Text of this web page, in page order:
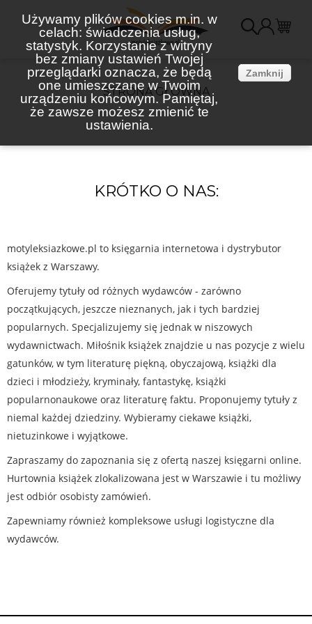
Używamy plików cookies m.in. w
celach: świadczenia usług,
statystyk. Korzystanie z witryny
bez zmiany ustawień Twojej
przeglądarki oznacza, że będą
one umieszczane w Twoim
urządzeniu końcowym. Pamiętaj,
że zawsze możesz zmienić te
ustawienia.
Zamknij
STRONA GŁÓWNA
KRÓTKO O NAS:
motyleksiazkowe.pl to księgarnia internetowa i dystrybutor
książek z Warszawy.
Oferujemy tytuły od różnych wydawców - zarówno
początkujących, jeszcze nieznanych, jak i tych bardziej
popularnych. Specjalizujemy się jednak w niszowych
wydawnictwach. Miłośnik książek znajdzie u nas pozycje z wielu
gatunków, w tym literaturę piękną, obyczajową, książki dla
dzieci i młodzieży, kryminały, fantastykę, książki
popularnonaukowe oraz literaturę faktu. Proponujemy tytuły z
niemal każdej dziedziny. Wybieramy ciekawe książki,
nietuzinkowe i wyjątkowe.
Zapraszamy do zapoznania się z ofertą naszej księgarni online.
Hurtownia książek zlokalizowana jest w Warszawie i tu możliwy
jest odbiór osobisty zamówień.
Zapewniamy również kompleksowe usługi logistyczne dla
wydawców.